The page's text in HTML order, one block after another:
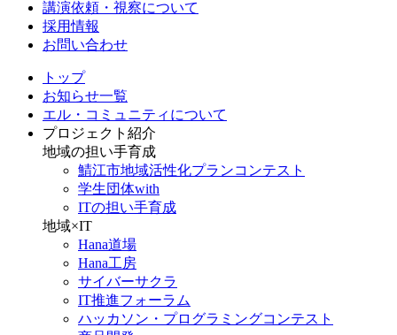
講演依頼・視察について
採用情報
お問い合わせ
トップ
お知らせ一覧
エル・コミュニティについて
プロジェクト紹介
地域の担い手育成
鯖江市地域活性化プランコンテスト
学生団体with
ITの担い手育成
地域×IT
Hana道場
Hana工房
サイバーサクラ
IT推進フォーラム
ハッカソン・プログラミングコンテスト